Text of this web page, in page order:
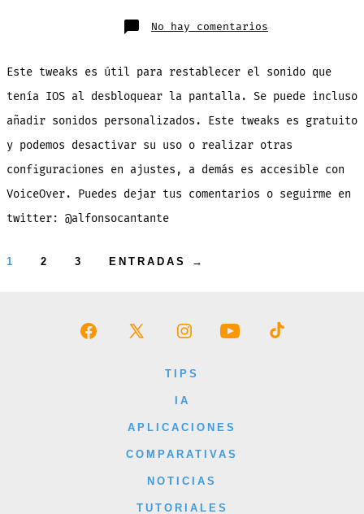
No hay comentarios
UnlockSound7:
sonido
al
la
pantalla
Este tweaks es útil para restablecer el sonido que
tenía IOS al desbloquear la pantalla. Se puede incluso
añadir sonidos personalizados. Este tweaks es gratuito
y podemos desactivar su uso o realizar otras
configuraciones en ajustes, a demás es accesible con
VoiceOver. Puedes dejar tus comentarios o seguirme en
twitter: @alfonsocantante
Paginación
entradas
1 2 3 ENTRADAS →
Abrir
Abrir
Abrir
Instagram
Abrir
Abrir
TIPS
IA
APLICACIONES
COMPARATIVAS
NOTICIAS
TUTORIALES